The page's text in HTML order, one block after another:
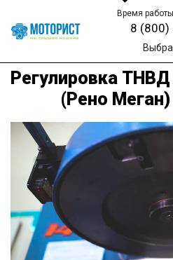
Время
8 (800)
Регулировка
(Рено